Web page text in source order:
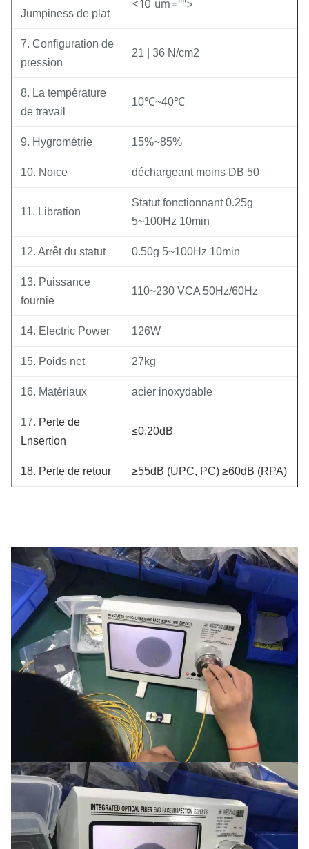
Jumpiness de plat
<10 um="">
7. Configuration de
pression
21 | 36 N/cm2
8. La température
de travail
10℃~40℃
9. Hygrométrie 15%~85%
10. Noice déchargeant moins DB 50
11. Libration
Statut fonctionnant 0.25g
5~100Hz 10min
12. Arrêt du statut 0.50g 5~100Hz 10min
13. Puissance
fournie
110~230 VCA 50Hz/60Hz
14. Electric Power 126W
15. Poids net 27kg
16. Matériaux acier inoxydable
17. Perte de
Lnsertion
≤0.20dB
18. Perte de retour ≥55dB (UPC, PC) ≥60dB (RPA)